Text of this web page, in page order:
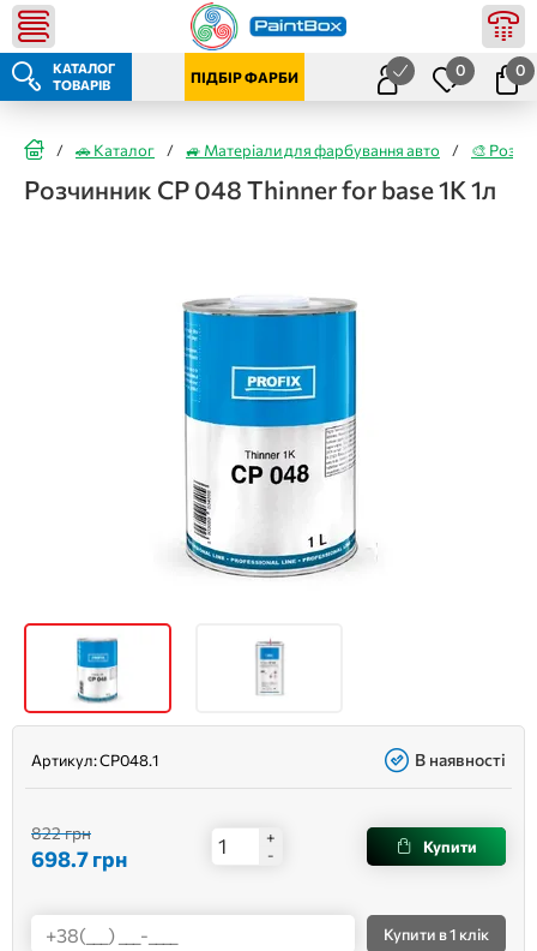
КАТАЛОГ
ТОВАРІВ
ПІДБІР ФАРБИ 0 0
/ 🚗 Каталог / 🚙 Матеріали для фарбування авто / 🎨
Розчинник CP 048 Thinner for base 1K 1л
Артикул:CP048.1 В наявності
822 грн
698.7грн
+
-
Купити
Купити в 1 клік